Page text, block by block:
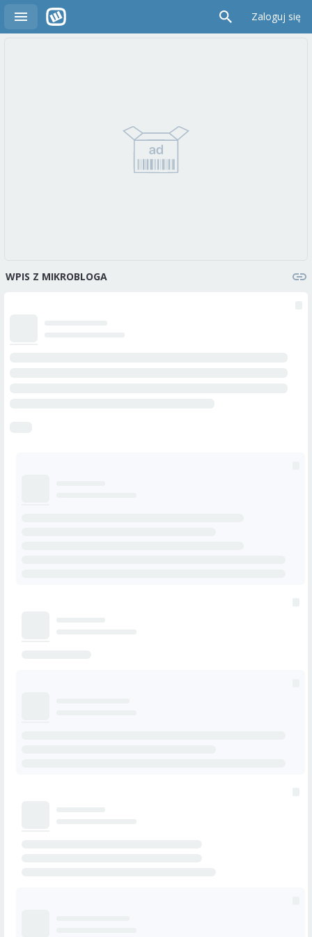
Zaloguj się
WPIS Z MIKROBLOGA